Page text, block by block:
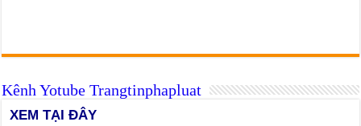
Kênh Yotube Trangtinphapluat
XEM TẠI ĐÂY